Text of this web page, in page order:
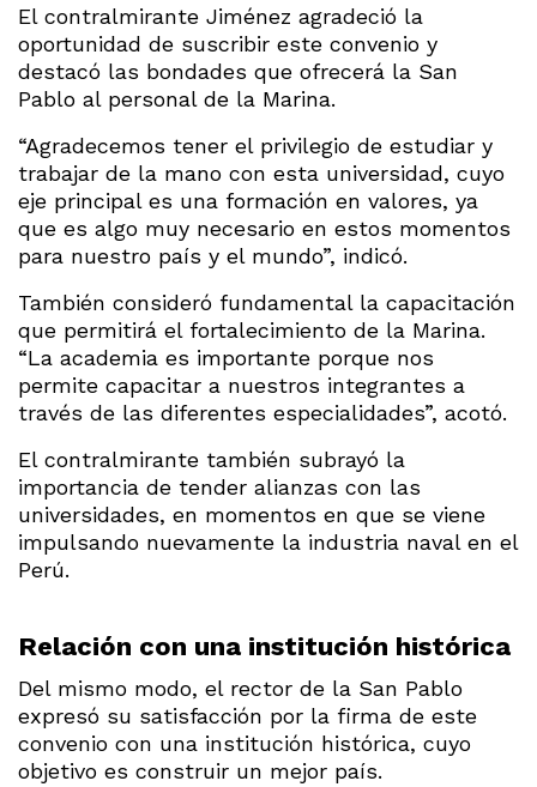
El contralmirante Jiménez agradeció la
oportunidad de suscribir este convenio y
destacó las bondades que ofrecerá la San
Pablo al personal de la Marina.
“Agradecemos tener el privilegio de estudiar y
trabajar de la mano con esta universidad, cuyo
eje principal es una formación en valores, ya
que es algo muy necesario en estos momentos
para nuestro país y el mundo”, indicó.
También consideró fundamental la capacitación
que permitirá el fortalecimiento de la Marina.
“La academia es importante porque nos
permite capacitar a nuestros integrantes a
través de las diferentes especialidades”, acotó.
El contralmirante también subrayó la
importancia de tender alianzas con las
universidades, en momentos en que se viene
impulsando nuevamente la industria naval en el
Perú.
Relación con una institución histórica
Del mismo modo, el rector de la San Pablo
expresó su satisfacción por la firma de este
convenio con una institución histórica, cuyo
objetivo es construir un mejor país.